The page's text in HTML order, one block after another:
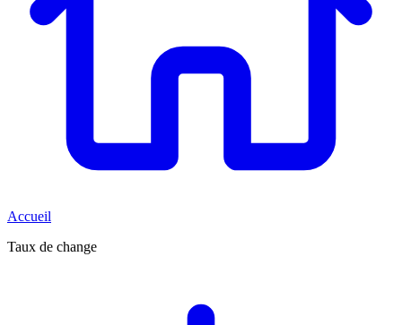
Accueil
Taux de change